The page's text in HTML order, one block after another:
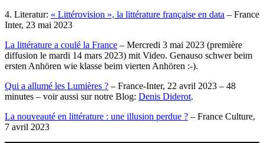
4. Literatur: « Littérovision », la littérature française en data – France
Inter, 23 mai 2023
La littérature a coulé la France – Mercredi 3 mai 2023 (première
diffusion le mardi 14 mars 2023) mit Video. Genauso schwer beim
ersten Anhören wie klasse beim vierten Anhören :-).
Qui a allumé les Lumières ? – France-Inter, 22 avril 2023 – 48
minutes – voir aussi sur notre Blog: Denis Diderot.
La nouveauté en littérature : une illusion perdue ? – France Culture,
7 avril 2023